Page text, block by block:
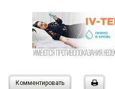
Комментировать